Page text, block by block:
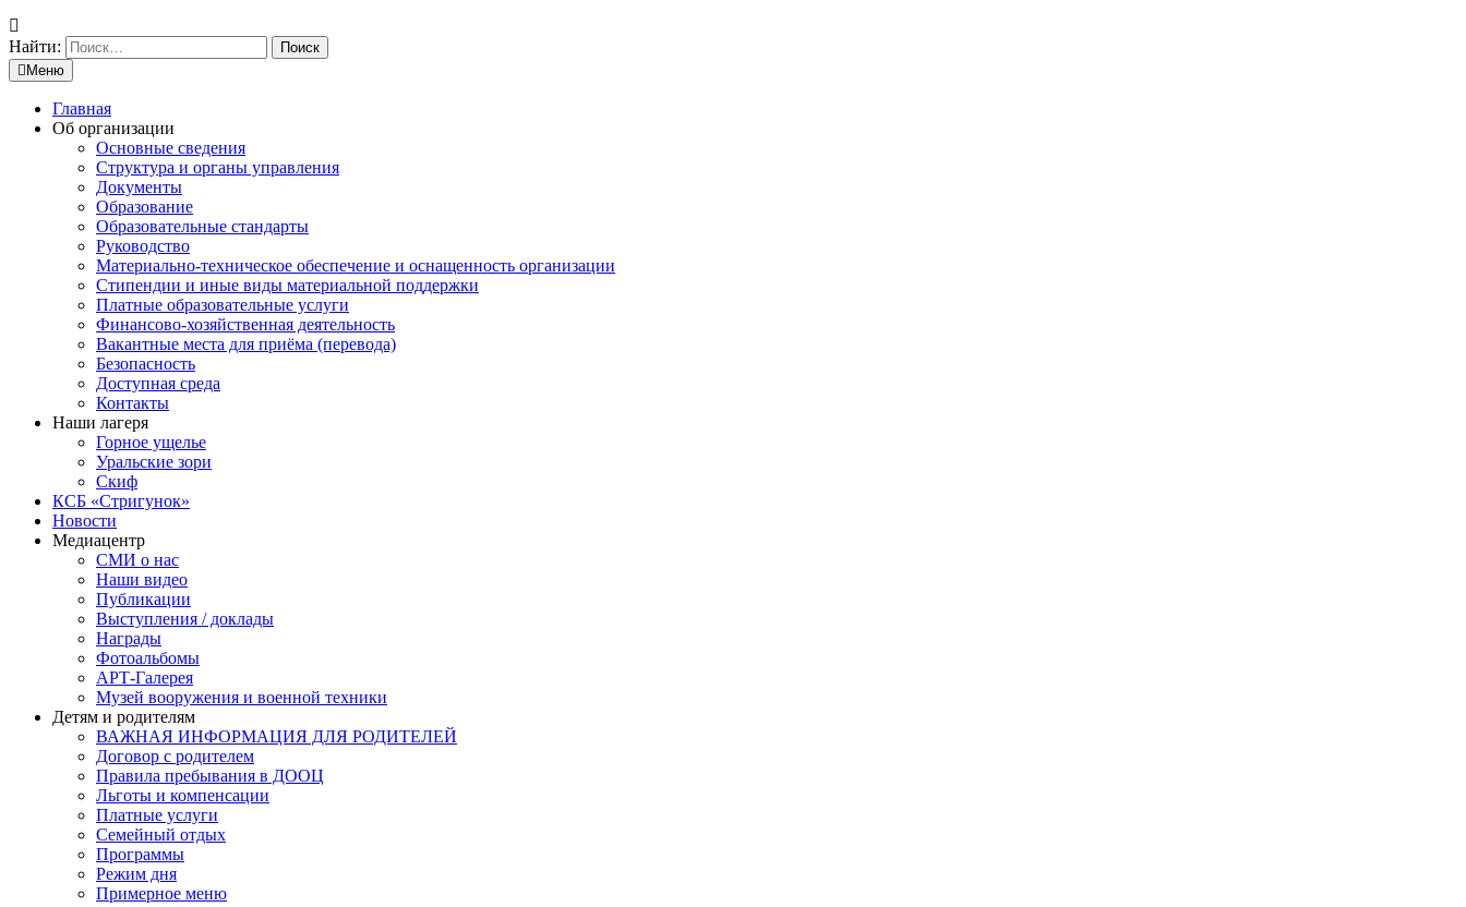
Найти:
Меню
Главная
Об организации
Основные сведения
Структура и органы управления
Документы
Образование
Образовательные стандарты
Руководство
Материально-техническое обеспечение и оснащенность организации
Стипендии и иные виды материальной поддержки
Платные образовательные услуги
Финансово-хозяйственная деятельность
Вакантные места для приёма (перевода)
Безопасность
Доступная среда
Контакты
Наши лагеря
Горное ущелье
Уральские зори
Скиф
КСБ «Стригунок»
Новости
Медиацентр
СМИ о нас
Наши видео
Публикации
Выступления / доклады
Награды
Фотоальбомы
АРТ-Галерея
Музей вооружения и военной техники
Детям и родителям
ВАЖНАЯ ИНФОРМАЦИЯ ДЛЯ РОДИТЕЛЕЙ
Договор с родителем
Правила пребывания в ДООЦ
Льготы и компенсации
Платные услуги
Семейный отдых
Программы
Режим дня
Примерное меню